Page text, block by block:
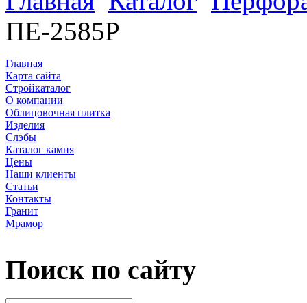
ПЕ-2585Р
Главная
Карта сайта
Стройкаталог
О компании
Облицовочная плитка
Изделия
Слэбы
Каталог камня
Цены
Наши клиенты
Статьи
Контакты
Гранит
Мрамор
Поиск по сайту